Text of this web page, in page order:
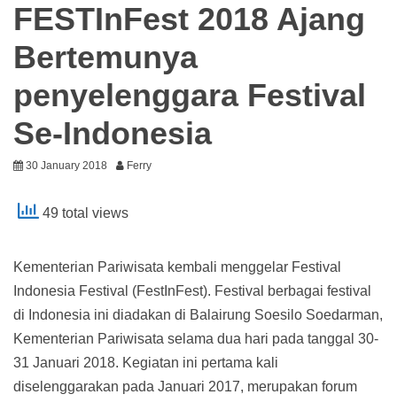
FESTInFest 2018 Ajang
Bertemunya
penyelenggara Festival
Se-Indonesia
30 January 2018 Ferry
49 total views
Kementerian Pariwisata kembali menggelar Festival
Indonesia Festival (FestInFest). Festival berbagai festival
di Indonesia ini diadakan di Balairung Soesilo Soedarman,
Kementerian Pariwisata selama dua hari pada tanggal 30-
31 Januari 2018. Kegiatan ini pertama kali
diselenggarakan pada Januari 2017, merupakan forum